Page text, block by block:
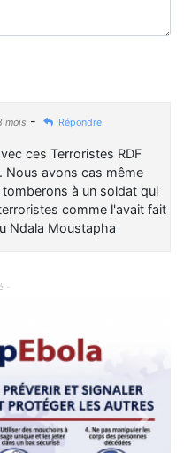
mois - Répondre
ces Terroristes RDF
Nous avons cas même
à un soldat qui
comme l'avait fait
Ndala Moustapha
-
Next